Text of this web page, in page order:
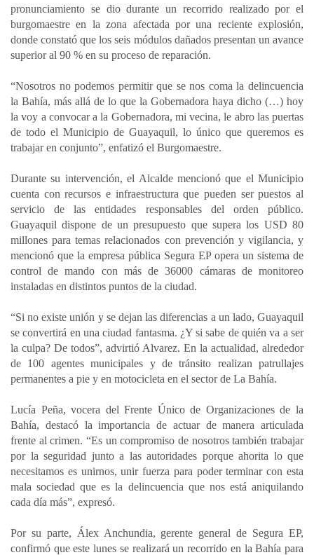
p
p
o
k
I
n
t
i
r
pronunciamiento se dio durante un recorrido realizado por el
burgomaestre en la zona afectada por una reciente explosión,
donde constató que los seis módulos dañados presentan un avance
superior al 90 % en su proceso de reparación.
“Nosotros no podemos permitir que se nos coma la delincuencia
la Bahía, más allá de lo que la Gobernadora haya dicho (…) hoy
la voy a convocar a la Gobernadora, mi vecina, le abro las puertas
de todo el Municipio de Guayaquil, lo único que queremos es
trabajar en conjunto”, enfatizó el Burgomaestre.
Durante su intervención, el Alcalde mencionó que el Municipio
cuenta con recursos e infraestructura que pueden ser puestos al
servicio de las entidades responsables del orden público.
Guayaquil dispone de un presupuesto que supera los USD 80
millones para temas relacionados con prevención y vigilancia, y
mencionó que la empresa pública Segura EP opera un sistema de
control de mando con más de 36000 cámaras de monitoreo
instaladas en distintos puntos de la ciudad.
“Si no existe unión y se dejan las diferencias a un lado, Guayaquil
se convertirá en una ciudad fantasma. ¿Y si sabe de quién va a ser
la culpa? De todos”, advirtió Alvarez. En la actualidad, alrededor
de 100 agentes municipales y de tránsito realizan patrullajes
permanentes a pie y en motocicleta en el sector de La Bahía.
Lucía Peña, vocera del Frente Único de Organizaciones de la
Bahía, destacó la importancia de actuar de manera articulada
frente al crimen. “Es un compromiso de nosotros también trabajar
por la seguridad junto a las autoridades porque ahorita lo que
necesitamos es unirnos, unir fuerza para poder terminar con esta
mala sociedad que es la delincuencia que nos está aniquilando
cada día más”, expresó.
Por su parte, Álex Anchundia, gerente general de Segura EP,
confirmó que este lunes se realizará un recorrido en la Bahía para